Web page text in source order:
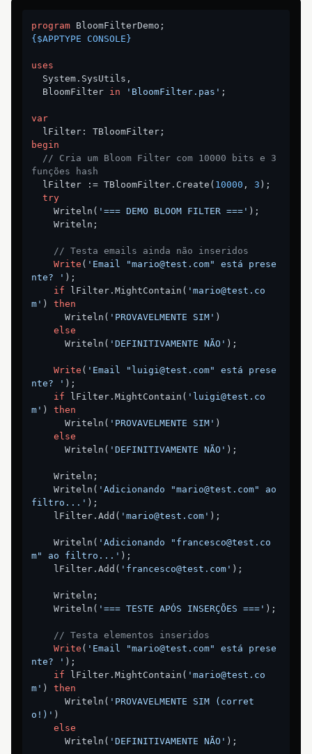
program
{$APPTYPE CONSOLE}
uses
  BloomFilter
in 'BloomFilter.pas' ;
var
begin
// Cria um Bloom Filter com 10000 bits e 3
funções hash
  lFilter := TBloomFilter.Create(
10000 , 3 );
try
    Writeln(
'=== DEMO BLOOM FILTER ===' );
// Testa emails ainda não inseridos
Write ( 'Email "mario@test.com" está prese
nte? ' );
if lFilter.MightContain( 'mario@test.co
m' ) then
      Writeln(
'PROVAVELMENTE SIM' )
else
      Writeln(
'DEFINITIVAMENTE NÃO' );
Write ( 'Email "luigi@test.com" está prese
nte? ' );
if lFilter.MightContain( 'luigi@test.co
m' ) then
      Writeln(
'PROVAVELMENTE SIM' )
else
      Writeln(
'DEFINITIVAMENTE NÃO' );
    Writeln(
'Adicionando "mario@test.com" ao
filtro...' );
    lFilter.Add(
'mario@test.com' );
    Writeln(
'Adicionando "francesco@test.co
m" ao filtro...' );
    lFilter.Add(
'francesco@test.com' );
    Writeln(
'=== TESTE APÓS INSERÇÕES ===' );
// Testa elementos inseridos
Write ( 'Email "mario@test.com" está prese
nte? ' );
if lFilter.MightContain( 'mario@test.co
m' ) then
      Writeln(
'PROVAVELMENTE SIM (corret
o!)' )
else
      Writeln(
'DEFINITIVAMENTE NÃO' );